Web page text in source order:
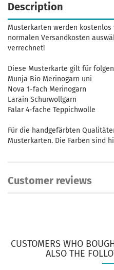
Description
Musterkarten werden kostenlos
normalen Versandkosten
verrechnet!
Diese Musterkarte gilt für
Munja Bio Merinogarn uni
Nova 1-fach Merinogarn
Larain Schurwollgarn
Falar 4-fache Teppichwolle
Für die handgefärbten
Musterkarten. Die Farben sind
Customer reviews
CUSTOMERS WHO
ALSO THE